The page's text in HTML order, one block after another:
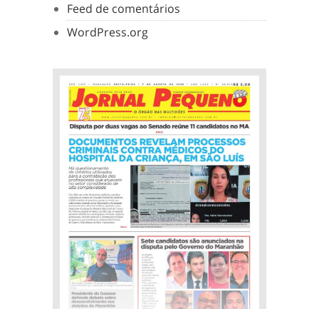
Feed de comentários
WordPress.org